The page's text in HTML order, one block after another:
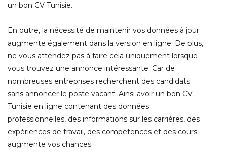
un bon CV Tunisie.
En outre, la nécessité de maintenir vos données à jour
augmente également dans la version en ligne. De plus,
ne vous attendez pas à faire cela uniquement lorsque
vous trouvez une annonce intéressante. Car de
nombreuses entreprises recherchent des candidats
sans annoncer le poste vacant. Ainsi avoir un bon CV
Tunisie en ligne contenant des données
professionnelles, des informations sur les carrières, des
expériences de travail, des compétences et des cours
augmente vos chances.